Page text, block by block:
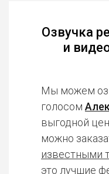
Озвучка
и
Мы можем
голосом
выгодной
можно
известными
это лучшие